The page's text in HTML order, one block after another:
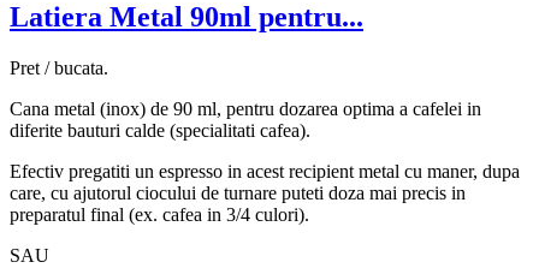
Latiera Metal 90ml pentru...
Pret / bucata.
Cana metal (inox) de 90 ml, pentru dozarea optima a cafelei in
diferite bauturi calde (specialitati cafea).
Efectiv pregatiti un espresso in acest recipient metal cu maner, dupa
care, cu ajutorul ciocului de turnare puteti doza mai precis in
preparatul final (ex. cafea in 3/4 culori).
SAU